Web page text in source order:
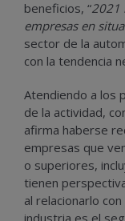
beneficios, “2021
empresas en
sector de la
con la tendencia
Atendiendo a los
de la actividad,
afirma haberse
empresas que
o superiores,
tienen
al relacionarlo
industria es el